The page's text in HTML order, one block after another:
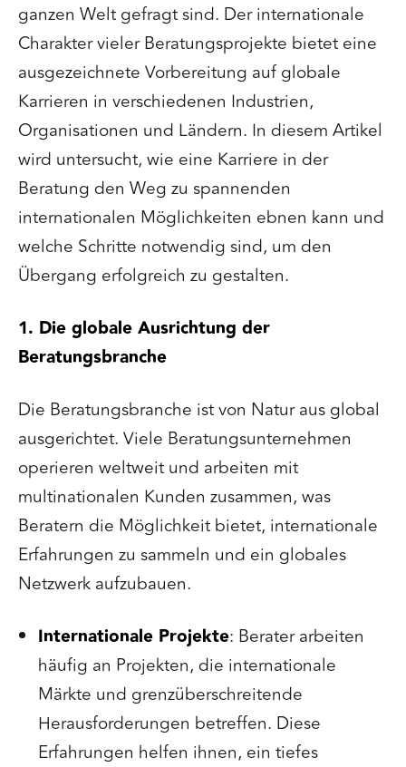
ganzen Welt gefragt sind. Der internationale
Charakter vieler Beratungsprojekte bietet eine
ausgezeichnete Vorbereitung auf globale
Karrieren in verschiedenen Industrien,
Organisationen und Ländern. In diesem Artikel
wird untersucht, wie eine Karriere in der
Beratung den Weg zu spannenden
internationalen Möglichkeiten ebnen kann und
welche Schritte notwendig sind, um den
Übergang erfolgreich zu gestalten.
1. Die globale Ausrichtung der
Beratungsbranche
Die Beratungsbranche ist von Natur aus global
ausgerichtet. Viele Beratungsunternehmen
operieren weltweit und arbeiten mit
multinationalen Kunden zusammen, was
Beratern die Möglichkeit bietet, internationale
Erfahrungen zu sammeln und ein globales
Netzwerk aufzubauen.
Internationale Projekte: Berater arbeiten
häufig an Projekten, die internationale
Märkte und grenzüberschreitende
Herausforderungen betreffen. Diese
Erfahrungen helfen ihnen, ein tiefes